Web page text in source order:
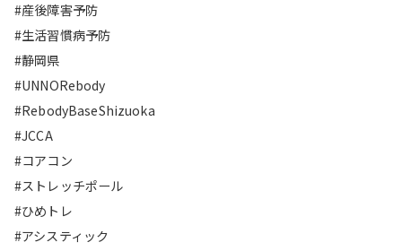
#産後障害予防
#生活習慣病予防
#静岡県
#UNNORebody
#RebodyBaseShizuoka
#JCCA
#コアコン
#ストレッチポール
#ひめトレ
#アシスティック